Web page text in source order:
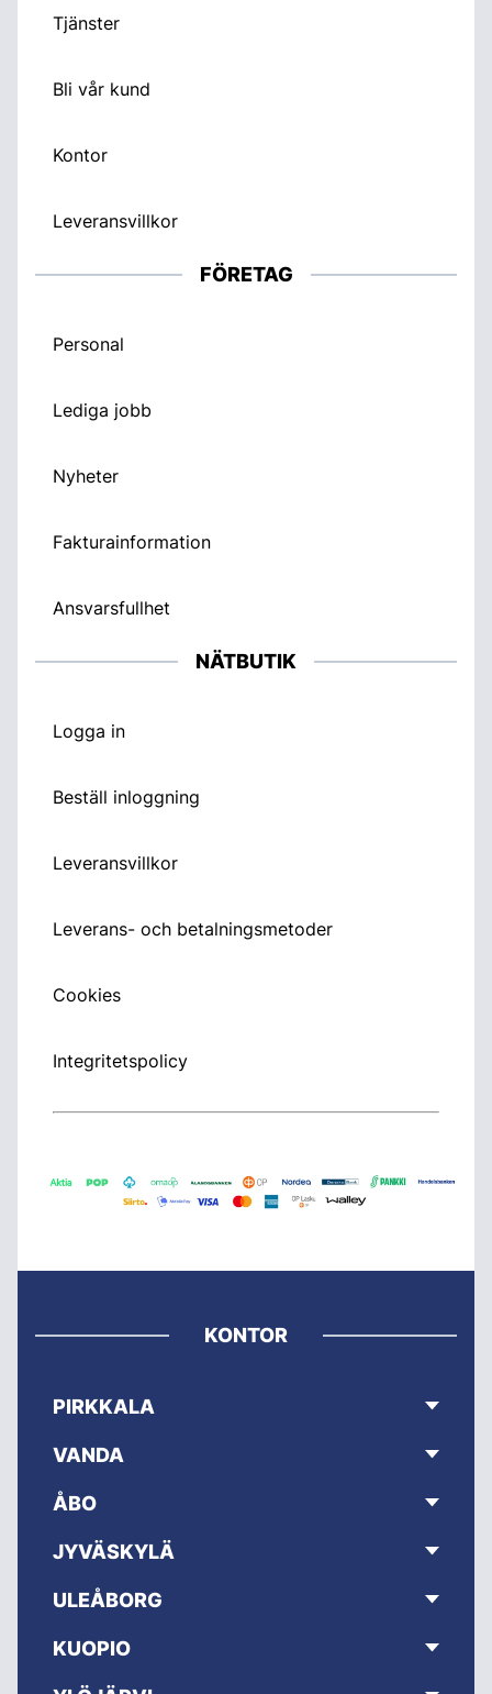
Tjänster
Bli vår kund
Kontor
Leveransvillkor
FÖRETAG
Personal
Lediga jobb
Nyheter
Fakturainformation
Ansvarsfullhet
NÄTBUTIK
Logga in
Beställ inloggning
Leveransvillkor
Leverans- och betalningsmetoder
Cookies
Integritetspolicy
KONTOR
PIRKKALA
VANDA
ÅBO
JYVÄSKYLÄ
ULEÅBORG
KUOPIO